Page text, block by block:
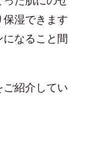
湿できます
なること間
紹介してい